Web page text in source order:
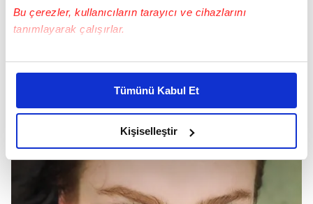
Bu çerezler, kullanıcıların tarayıcı ve cihazlarını
tanımlayarak çalışırlar.
Bu çerezlere izin vermeniz halinde sizlere özel
daha iyi reklam deneyimi yaşatabiliriz. Bunu yaparken
amacımızın size daha iyi bir reklam deneyimi sunmak
olduğunu ve sizlere en iyi içerikleri sunabilmek adına
elimizden gelen çabayı gösterdiğimizi ve bu noktada,
reklamların maliyetlerimizi karşılamak noktasında tek gelir
kalemimiz olduğunu sizlere hatırlatmak isteriz.
Tümünü Kabul Et
Kişiselleştir